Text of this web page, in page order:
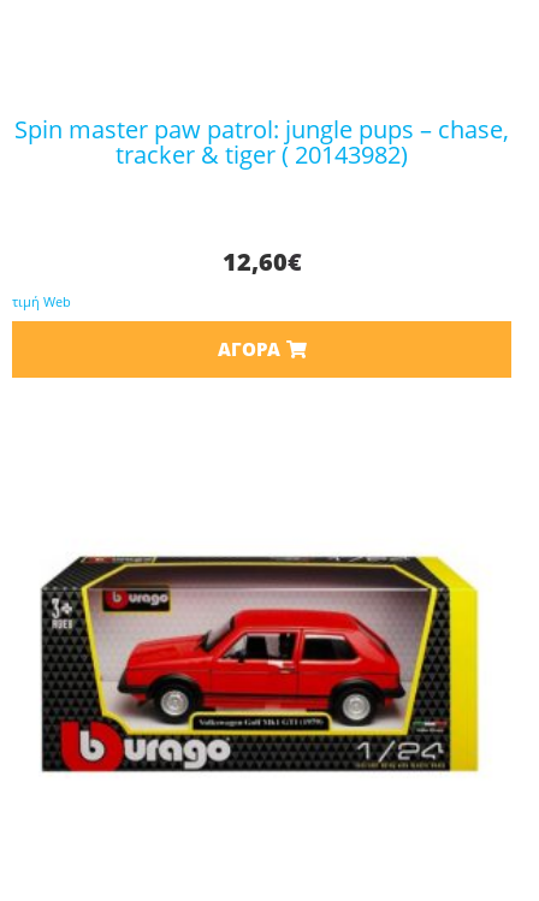
spin master paw patrol: jungle pups – chase,
tracker & tiger ( 20143982)
12,60€
τιμή Web
ΑΓΟΡΆ